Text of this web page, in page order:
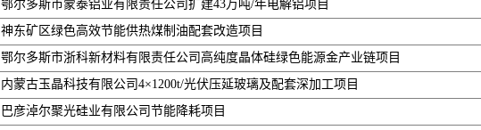
鄂尔多斯市蒙泰铝业有限责任公司扩建43万吨/年电解铝项目
神东矿区绿色高效节能供热煤制油配套改造项目
鄂尔多斯市浙科新材料有限责任公司高纯度晶体硅绿色能源金产业链项目
内蒙古玉晶科技有限公司4×1200t/光伏压延玻璃及配套深加工项目
巴彦淖尔聚光硅业有限公司节能降耗项目